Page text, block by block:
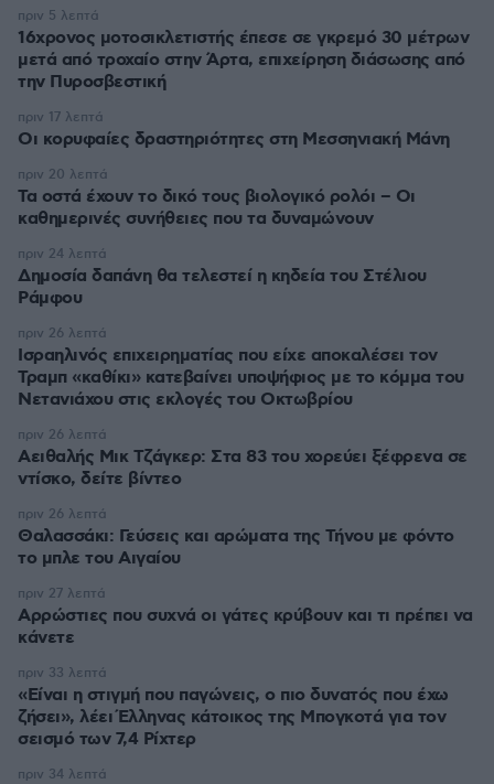
16χρονος μοτοσικλετιστής έπεσε σε γκρεμό 30 μέτρων
μετά από τροχαίο στην Άρτα, επιχείρηση διάσωσης από
την Πυροσβεστική
πριν 5 λεπτά
Οι κορυφαίες δραστηριότητες στη Μεσσηνιακή Μάνη
πριν 17 λεπτά
Τα οστά έχουν το δικό τους βιολογικό ρολόι – Οι
καθημερινές συνήθειες που τα δυναμώνουν
πριν 20 λεπτά
Δημοσία δαπάνη θα τελεστεί η κηδεία του Στέλιου
Ράμφου
πριν 24 λεπτά
Ισραηλινός επιχειρηματίας που είχε αποκαλέσει τον
Τραμπ «καθίκι» κατεβαίνει υποψήφιος με το κόμμα του
Νετανιάχου στις εκλογές του Οκτωβρίου
πριν 26 λεπτά
Αειθαλής Μικ Τζάγκερ: Στα 83 του χορεύει ξέφρενα σε
ντίσκο, δείτε βίντεο
πριν 26 λεπτά
Θαλασσάκι: Γεύσεις και αρώματα της Τήνου με φόντο
το μπλε του Αιγαίου
πριν 26 λεπτά
Αρρώστιες που συχνά οι γάτες κρύβουν και τι πρέπει να
κάνετε
πριν 27 λεπτά
«Είναι η στιγμή που παγώνεις, ο πιο δυνατός που έχω
ζήσει», λέει Έλληνας κάτοικος της Μπογκοτά για τον
σεισμό των 7,4 Ρίχτερ
πριν 33 λεπτά
πριν 34 λεπτά